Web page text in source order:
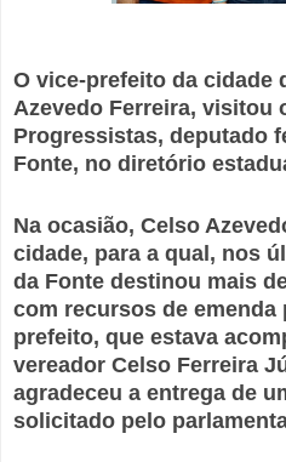
O vice-prefeito da cidade
Azevedo Ferreira, visitou
Progressistas, deputado
Fonte, no diretório
Na ocasião, Celso
cidade, para a qual, nos
da Fonte destinou mais
com recursos de emenda
prefeito, que estava
vereador Celso Ferreira
agradeceu a entrega de
solicitado pelo